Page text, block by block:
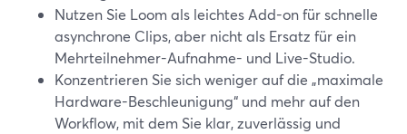
Nutzen Sie Loom als leichtes Add-on für schnelle
asynchrone Clips, aber nicht als Ersatz für ein
Mehrteilnehmer-Aufnahme- und Live-Studio.
Konzentrieren Sie sich weniger auf die „maximale
Hardware-Beschleunigung“ und mehr auf den
Workflow, mit dem Sie klar, zuverlässig und